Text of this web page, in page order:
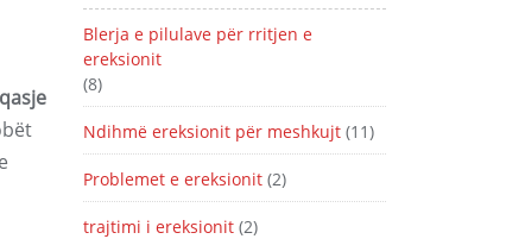
Blerja e pilulave për rritjen e
ereksionit
(8)
Ndihmë ereksionit për meshkujt (11)
Problemet e ereksionit (2)
trajtimi i ereksionit (2)